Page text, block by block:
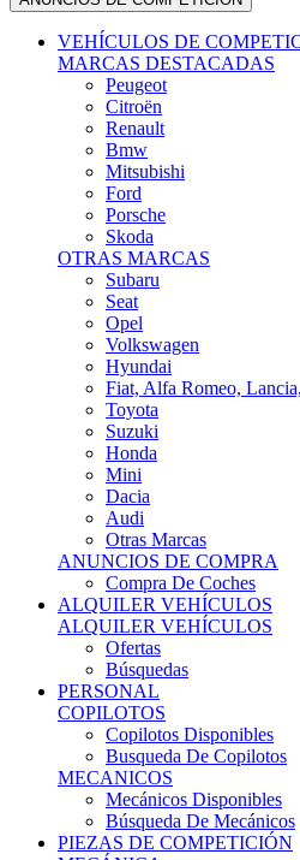
VEHÍCULOS DE
MARCAS DESTACADAS
Peugeot
Citroën
Renault
Bmw
Mitsubishi
Ford
Porsche
Skoda
OTRAS MARCAS
Subaru
Seat
Opel
Volkswagen
Hyundai
Fiat, Alfa Romeo, Lancia,
Toyota
Suzuki
Honda
Mini
Dacia
Audi
Otras Marcas
ANUNCIOS DE COMPRA
Compra De Coches
ALQUILER VEHÍCULOS
ALQUILER VEHÍCULOS
Ofertas
Búsquedas
PERSONAL
COPILOTOS
Copilotos Disponibles
Busqueda De Copilotos
MECANICOS
Mecánicos Disponibles
Búsqueda De Mecánicos
PIEZAS DE COMPETICIÓN
MECÁNICA
Motores